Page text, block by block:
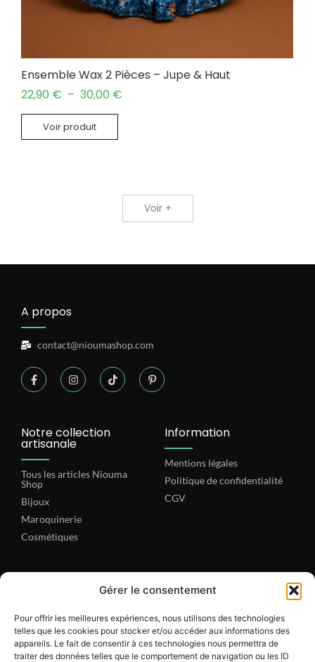
Gérer le consentement
Pour offrir les meilleures expériences, nous utilisons des technologies
telles que les cookies pour stocker et/ou accéder aux informations des
appareils. Le fait de consentir à ces technologies nous permettra de
traiter des données telles que le comportement de navigation ou les ID
Ensemble Wax 2 Pièces – Jupe & Haut
22,90 € – 30,00 €
Voir produit
Voir +
A propos
contact@nioumashop.com
Notre collection
artisanale
Tous les articles Niouma
Shop
Bijoux
Maroquinerie
Cosmétiques
Information
Mentions légales
Politique de confidentialité
CGV
A propos
Contact